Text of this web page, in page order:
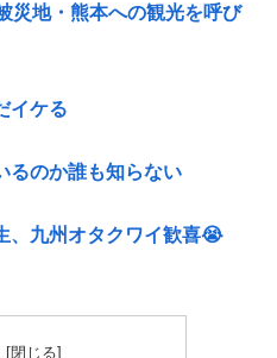
災地・熊本への観光を呼び
イケる
るのか誰も知らない
、九州オタクワイ歓喜😭